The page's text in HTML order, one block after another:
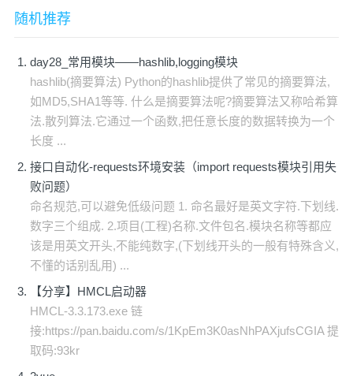
随机推荐
day28_常用模块——hashlib,logging模块
hashlib(摘要算法) Python的hashlib提供了常见的摘要算法,
如MD5,SHA1等等. 什么是摘要算法呢?摘要算法又称哈希算
法.散列算法.它通过一个函数,把任意长度的数据转换为一个
长度 ...
接口自动化-requests环境安装（import requests模块引用失
败问题）
命名规范,可以避免低级问题 1. 命名最好是英文字符.下划线.
数字三个组成. 2.项目(工程)名称.文件包名.模块名称等都应
该是用英文开头,不能纯数字,(下划线开头的一般有特殊含义,
不懂的话别乱用) ...
【分享】HMCL启动器
HMCL-3.3.173.exe 链
接:https://pan.baidu.com/s/1KpEm3K0asNhPAXjufsCGIA 提
取码:93kr